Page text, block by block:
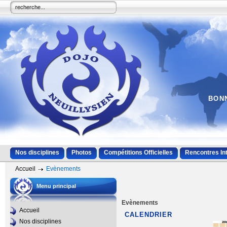
Nos disciplines Photos Compétitions Officielles Rencontres
Accueil Evènements
Menu principal
Accueil
Nos disciplines
Evènements
CALENDRIER